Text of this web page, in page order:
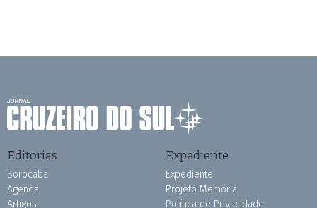
Editorias
Sorocaba
Agenda
Artigos
Expediente
Expediente
Projeto Memória
Política de Privacidade